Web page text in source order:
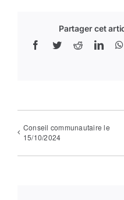
Partager cet
Facebook
TwitterReddit
Conseil communautaire le
15/10/2024